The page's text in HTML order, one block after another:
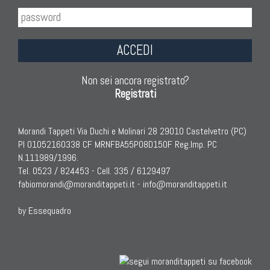
KILIM
Kilim Vecchi E Antichi
Nuovissimi Kilim India
TAPPETI PER ARREDAMENTO
Tappeti Turchi Vecchi E Nuovi
Tappeti Turcomanni Vecchi E Nuovi
Tappeti Ghazni
ACCEDI
Non sei ancora registrato?
Registrati
Morandi Tappeti Via Duchi e Molinari 28 29010 Castelvetro (PC)
PI 01052160338 CF MRNFBA55P08D150F Reg.Imp. PC
N.111989/1996.
Tel. 0523 / 824453 - Cell. 335 / 6129497
fabiomorandi@moranditappeti.it - info@moranditappeti.it
by Essequadro